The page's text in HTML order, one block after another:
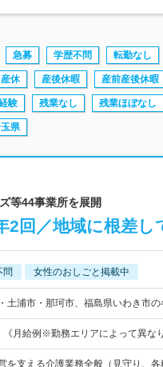
急募 学歴不問 転勤なし
産休 産後休暇 産前産後休暇
験 残業なし 残業ほぼなし
県
等44事業所を展開
2回／地域に根差し
問 女性のおしごと掲載中
土浦市・那珂市、福島県いわき市
《月給例※勤務エリアによって異
を支える介護業務全般（見守り、